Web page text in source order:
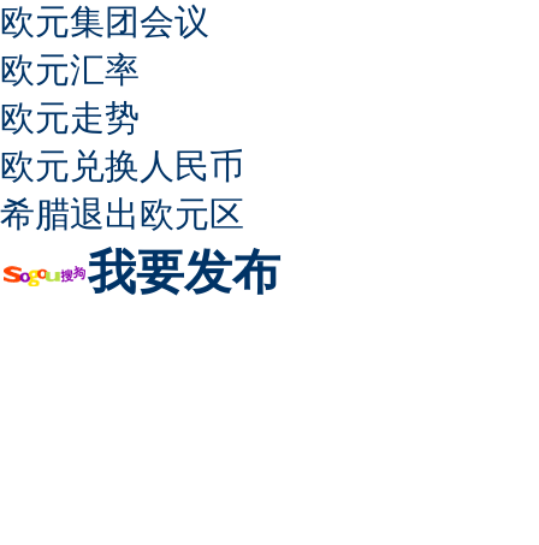
欧元集团会议
欧元汇率
欧元走势
欧元兑换人民币
希腊退出欧元区
我要发布